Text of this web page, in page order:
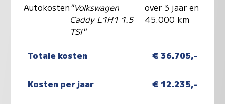
Autokosten"Volkswagen
Caddy L1H1 1.5
TSI"
over 3 jaar en
45.000 km
Totale kosten € 36.705,-
Kosten per jaar € 12.235,-